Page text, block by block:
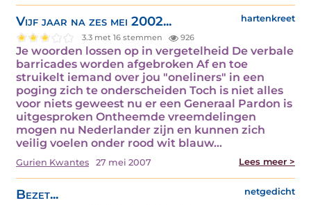
Vijf jaar na zes mei 2002... hartenkreet
3.3 met 16 stemmen 926
Je woorden lossen op in vergetelheid De verbale
barricades worden afgebroken Af en toe
struikelt iemand over jou "oneliners" in een
poging zich te onderscheiden Toch is niet alles
voor niets geweest nu er een Generaal Pardon is
uitgesproken Ontheemde vreemdelingen
mogen nu Nederlander zijn en kunnen zich
veilig voelen onder rood wit blauw…
Gurien Kwantes 27 mei 2007 Lees meer >
Bezet... netgedicht